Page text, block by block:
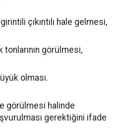
çıkıntılı hale gelmesi,
tonlarının görülmesi,
olması.
görülmesi halinde
gerektiğini ifade